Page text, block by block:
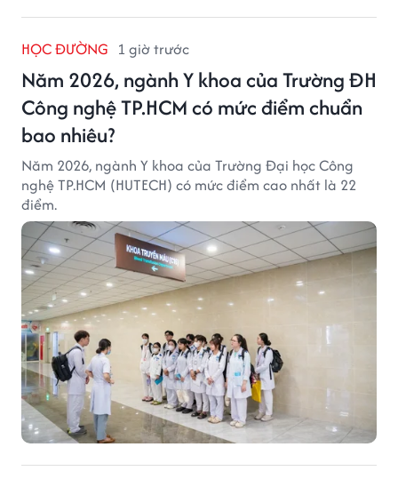
HỌC ĐƯỜNG 1 giờ trước
Năm 2026, ngành Y khoa của Trường ĐH
Công nghệ TP.HCM có mức điểm chuẩn
bao nhiêu?
Năm 2026, ngành Y khoa của Trường Đại học Công
nghệ TP.HCM (HUTECH) có mức điểm cao nhất là 22
điểm.